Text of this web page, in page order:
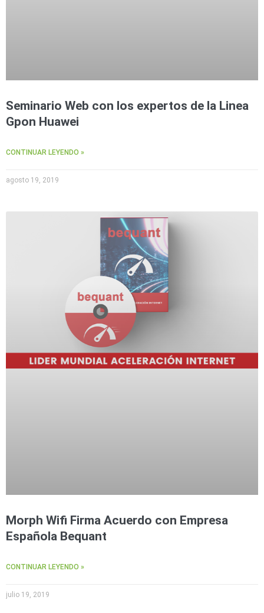
Seminario Web con los expertos de la Linea
Gpon Huawei
CONTINUAR LEYENDO »
agosto 19, 2019
Morph Wifi Firma Acuerdo con Empresa
Española Bequant
CONTINUAR LEYENDO »
julio 19, 2019